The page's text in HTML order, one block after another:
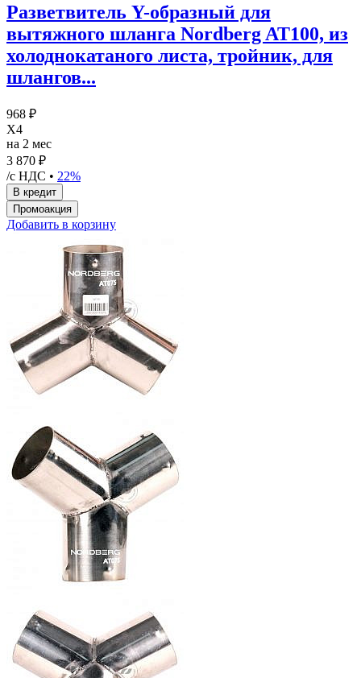
Разветвитель Y-образный для
вытяжного шланга Nordberg AT100, из
холоднокатаного листа, тройник, для
шлангов...
968 ₽
X4
на 2 мес
3 870 ₽
/с НДС • 22%
Добавить в корзину